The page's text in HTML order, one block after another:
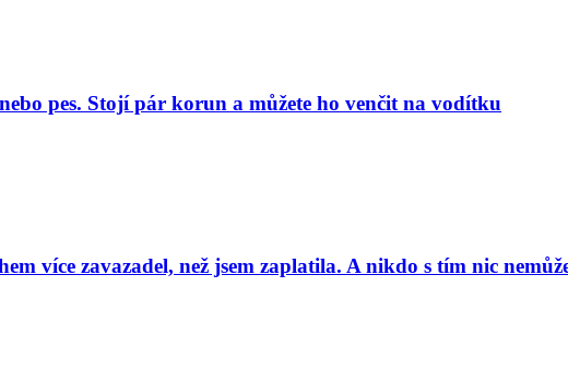
pes. Stojí pár korun a můžete ho venčit na vodítku
více zavazadel, než jsem zaplatila. A nikdo s tím nic